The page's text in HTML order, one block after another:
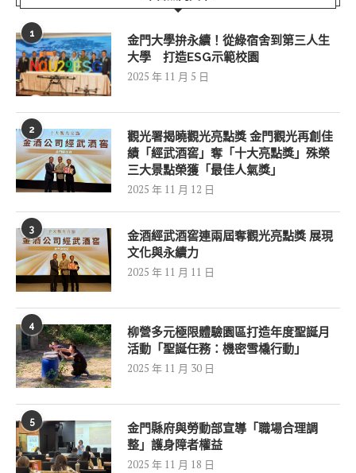
1
金門大學拚永續！從綠宿舍到第三人生
大學 打造ESG示範校園
2025 年 11 月 5 日
2
觀光署揭曉觀光亮點獎 金門觀光再創佳
績「經武酒窖」奪「十大亮點獎」殊榮
三大景點榮獲「最佳人氣獎」
2025 年 11 月 12 日
3
金酒經武酒窖連兩屆奪觀光亮點獎 展現
文化與永續力
2025 年 11 月 11 日
4
柳營多元極限體驗園區打造年度聖誕月
活動「聖誕任務：機密雪橇行動」
2025 年 11 月 30 日
5
金門縣府與勞動部宣導「職場合理調
整」護身障者權益
2025 年 11 月 18 日